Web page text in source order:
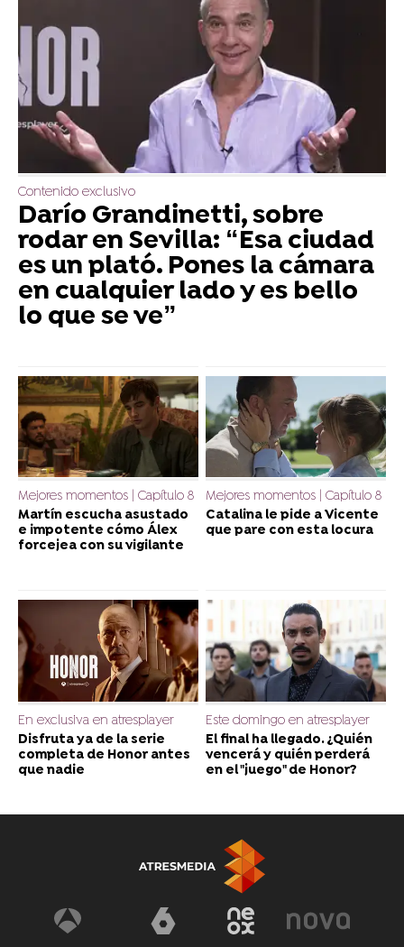
Contenido exclusivo
Darío Grandinetti, sobre
rodar en Sevilla: “Esa ciudad
es un plató. Pones la cámara
en cualquier lado y es bello
lo que se ve”
Mejores momentos | Capítulo 8
Martín escucha asustado
e impotente cómo Álex
forcejea con su vigilante
Mejores momentos | Capítulo 8
Catalina le pide a Vicente
que pare con esta locura
En exclusiva en atresplayer
Disfruta ya de la serie
completa de Honor antes
que nadie
Este domingo en atresplayer
El final ha llegado. ¿Quién
vencerá y quién perderá
en el "juego" de Honor?